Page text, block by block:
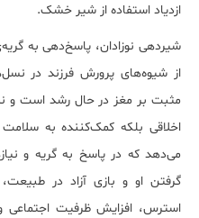
ازدیاد استفاده از شیر خشک.
شیردهی نوزادان، پاسخ‌دهی به
از شیوه‌های پرورش فرزند در
مثبت بر مغز در حال رشد است
اخلاقی بلکه کمک‌کننده به
می‌دهد که در پاسخ به گریه و
گرفتن او و بازی آزاد در
استرس، افزایش ظرفیت